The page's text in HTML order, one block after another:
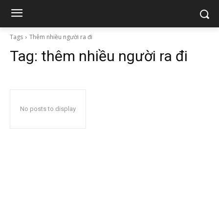
Tags Thêm nhiều người ra đi
Tag: thêm nhiều người ra đi
No posts to display